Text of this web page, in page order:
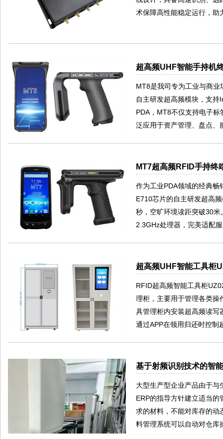
术保障高性能稳定运行，助
超高频UHF智能手持机
MT8是我司专为工业与商
自主研发超高频模块，支
PDA，MT8不仅支持电子
泛应用于资产管理、盘点、
MT7超高频RFID手持终
作为工业PDA领域的经典
E710芯片的自主研发超高
秒，空旷环境读距突破30
2.3GHz处理器，完美适配
超高频UHF智能工具柜
RFID超高频智能工具柜
理柜，主要用于管理各类操
具管理柜内安装超高频读写
通过APP在领用归还时控制
基于射频识别技术的智
大型生产型企业产品由于与
ERP的指导方针建立适当
求的材料，不能对库存的动
料管理系统可以自动对仓库